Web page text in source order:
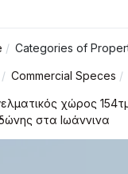
Categories of
Commercial Speces
χώρος
στα Ιωάννινα